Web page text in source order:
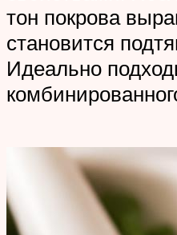
тон покрова
становится
Идеально